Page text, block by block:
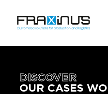
DISCOVER
OUR CASES